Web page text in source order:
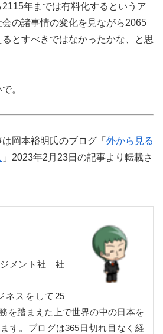
年までは有料化するというア
の諸事情の変化を見ながら2065
とすべきではなかったかな、と思
。
岡本裕明氏のブログ「 外から見る
」2023年2月23日の記事より転載さ
ジメント社 社
ネスをして25
を踏まえた上で世界の中の日本を
す。ブログは365日切れ目なく経